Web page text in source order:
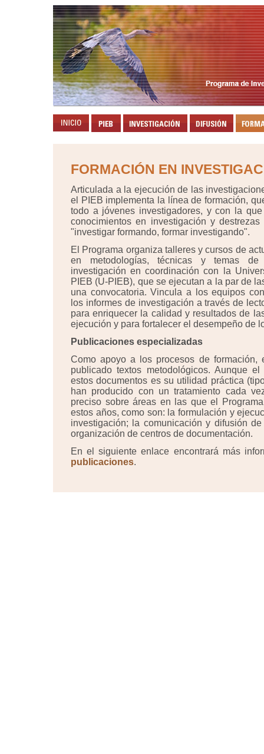
FORMACIÓN EN
Articulada a la ejecución de las
el PIEB implementa la línea de formación,
todo a jóvenes investigadores, y con la
conocimientos en investigación y
"investigar formando, formar investigando".
El Programa organiza talleres y cursos de
en metodologías, técnicas y temas
investigación en coordinación con la
PIEB (U-PIEB), que se ejecutan a la par de
una convocatoria. Vincula a los equipos
los informes de investigación a través de
para enriquecer la calidad y resultados de
ejecución y para fortalecer el desempeño de
Publicaciones especializadas
Como apoyo a los procesos de formación,
publicado textos metodológicos. Aunque
estos documentos es su utilidad práctica
han producido con un tratamiento cada
preciso sobre áreas en las que el
estos años, como son: la formulación y
investigación; la comunicación y difusión
organización de centros de documentación.
En el siguiente enlace encontrará más
publicaciones.